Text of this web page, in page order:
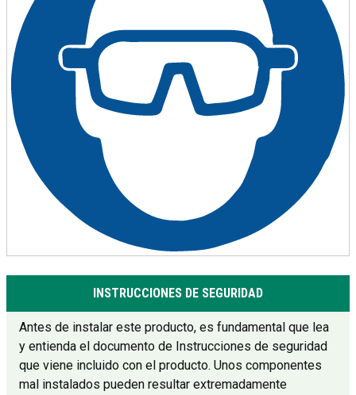
INSTRUCCIONES DE SEGURIDAD
Antes de instalar este producto, es fundamental que lea
y entienda el documento de Instrucciones de seguridad
que viene incluido con el producto. Unos componentes
mal instalados pueden resultar extremadamente